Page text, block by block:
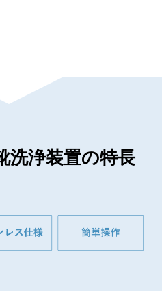
洗浄装置の特長